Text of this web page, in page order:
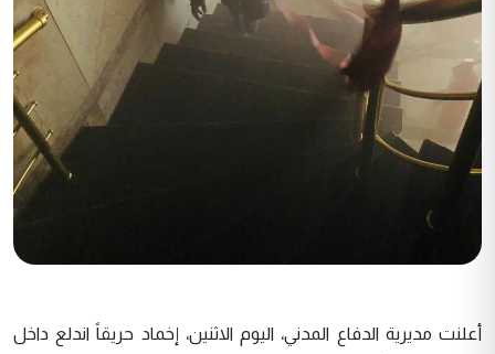
أعلنت مديرية الدفاع المدني، اليوم الاثنين، إخماد حريقاً اندلع داخل